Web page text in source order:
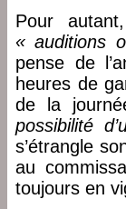
Pour
« auditions
pense de
heures de
de la
possibilité
s’étrangle
au
toujours en